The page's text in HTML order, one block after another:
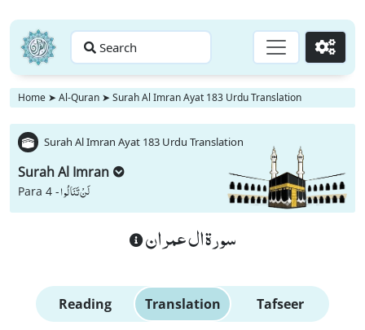
Search Go
Home ➤ Al-Quran ➤ Surah Al Imran Ayat 183 Urdu Translation
Surah Al Imran Ayat 183 Urdu Translation
Surah Al Imran
Para 4 -لَنْ تَنَالُوا
سورة ال عمران
Reading Translation Tafseer